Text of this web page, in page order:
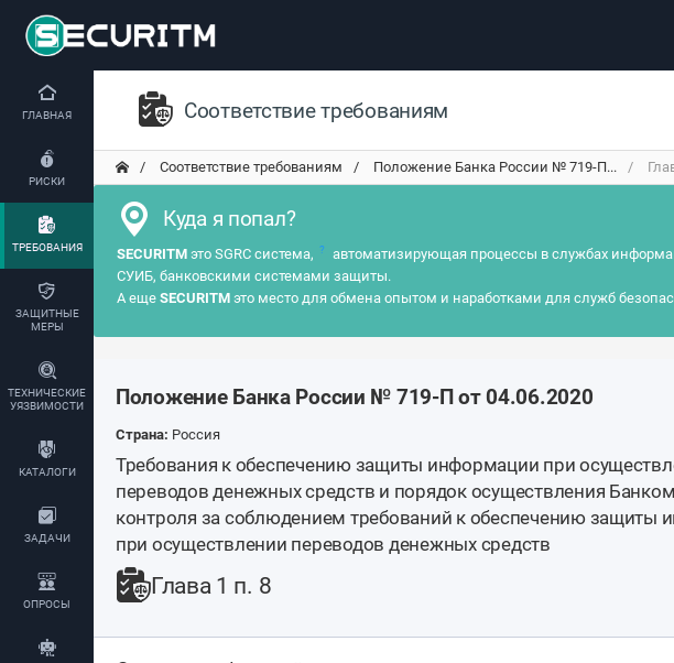
ГЛАВНАЯ
РИСКИ
ТРЕБОВАНИЯ
ЗАЩИТНЫЕ
МЕРЫ
ТЕХНИЧЕСКИЕ
УЯЗВИМОСТИ
КАТАЛОГИ
ЗАДАЧИ
ОПРОСЫ
Соответствие требованиям
Соответствие требованиям Положение Банка России № 719-П...
Куда я попал?
SECURITM это SGRC система, ? автоматизирующая процессы в службах
СУИБ, банковскими системами защиты.
А еще SECURITM это место для обмена опытом и наработками для служб
Положение Банка России № 719-П от 04.06.2020
Страна: Россия
Требования к обеспечению защиты информации при
переводов денежных средств и порядок осуществления
контроля за соблюдением требований к обеспечению защиты
при осуществлении переводов денежных средств
Глава 1 п. 8